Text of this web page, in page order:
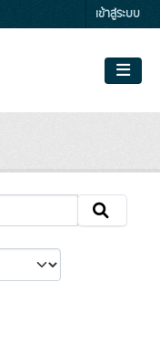
เข้าสู่ระบบ